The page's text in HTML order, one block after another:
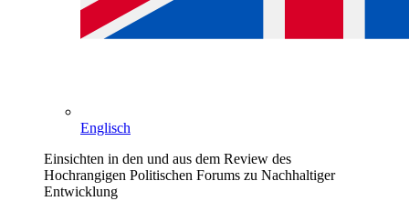
Englisch
Einsichten in den und aus dem Review des
Hochrangigen Politischen Forums zu Nachhaltiger
Entwicklung